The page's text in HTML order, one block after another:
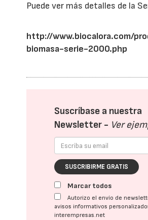
Puede ver más detalles de la
http://www.biocalora.com/
biomasa-serie-2000.php
Suscríbase a nuestra
Newsletter - Ver
SUSCRIBIRME GRATIS
Marcar todos
Autorizo el envío de
avisos informativos
interempresas.net